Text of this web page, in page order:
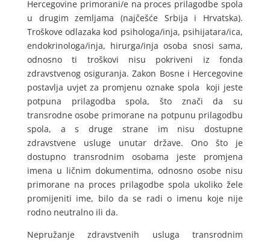
Hercegovine primorani/e na proces prilagodbe spola
u drugim zemljama (najčešće Srbija i Hrvatska).
Troškove odlazaka kod psihologa/inja, psihijatara/ica,
endokrinologa/inja, hirurga/inja osoba snosi sama,
odnosno ti troškovi nisu pokriveni iz fonda
zdravstvenog osiguranja. Zakon Bosne i Hercegovine
postavlja uvjet za promjenu oznake spola koji jeste
potpuna prilagodba spola, što znači da su
transrodne osobe primorane na potpunu prilagodbu
spola, a s druge strane im nisu dostupne
zdravstvene usluge unutar države. Ono što je
dostupno transrodnim osobama jeste promjena
imena u ličnim dokumentima, odnosno osobe nisu
primorane na proces prilagodbe spola ukoliko žele
promijeniti ime, bilo da se radi o imenu koje nije
rodno neutralno ili da.
Nepružanje zdravstvenih usluga transrodnim